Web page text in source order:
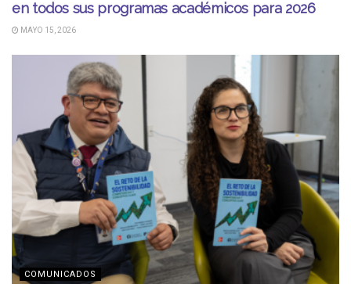
en todos sus programas académicos para 2026
MAYO 15, 2026
COMUNICADOS